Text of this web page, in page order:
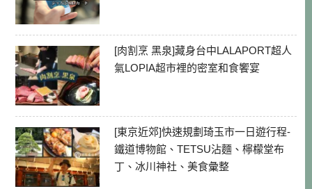
[肉割烹 黑泉]藏身台中LALAPORT超人
氣LOPIA超市裡的密室和食饗宴
[東京近郊]快速規劃琦玉市一日遊行程-
鐵道博物館、TETSU沾麵、檸檬堂布
丁、冰川神社、美食彙整